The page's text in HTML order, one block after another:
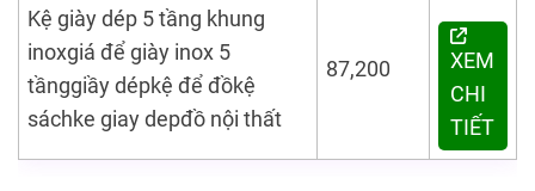
Kệ giày dép 5 tầng khung
inoxgiá để giày inox 5
tầnggiầy dépkệ để đồkệ
sáchke giay depđồ nội thất
87,200
XEM
CHI
TIẾT